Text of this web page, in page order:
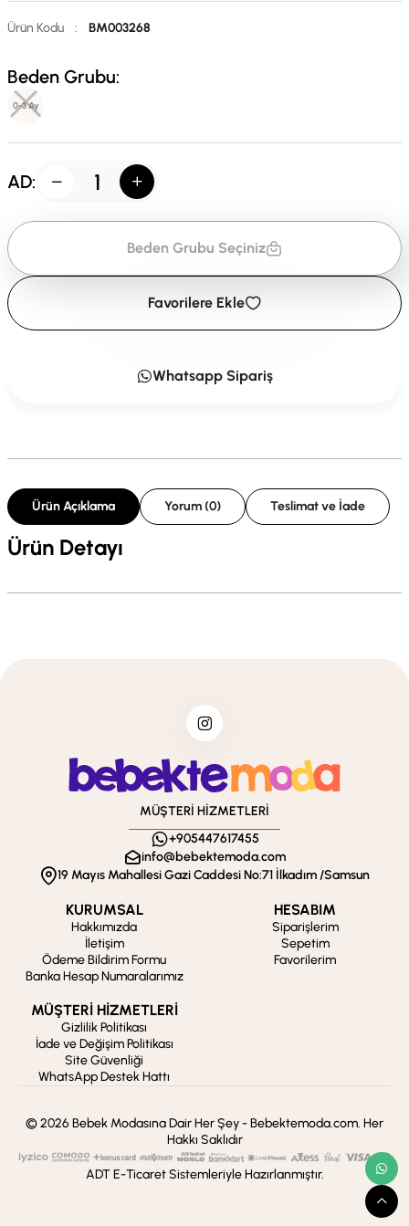
Ürün Kodu : BM003268
Beden Grubu:
0-3 Ay
AD:
Beden Grubu Seçiniz
Favorilere Ekle
Whatsapp Sipariş
Ürün Açıklama Yorum (0) Teslimat ve İade
Ürün Detayı
MÜŞTERİ HİZMETLERİ
+905447617455
info@bebektemoda.com
19 Mayıs Mahallesi Gazi Caddesi No:71 İlkadım /Samsun
KURUMSAL
Hakkımızda
İletişim
Ödeme Bildirim Formu
Banka Hesap Numaralarımız
HESABIM
Siparişlerim
Sepetim
Favorilerim
MÜŞTERİ HİZMETLERİ
Gizlilik Politikası
İade ve Değişim Politikası
Site Güvenliği
WhatsApp Destek Hattı
© 2026 Bebek Modasına Dair Her Şey - Bebektemoda.com. Her
Hakkı Saklıdır
ADT E-Ticaret Sistemleriyle Hazırlanmıştır.